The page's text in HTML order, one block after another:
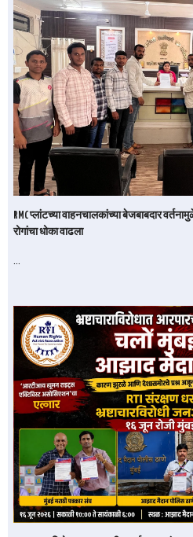
RMC प्लांटच्या वाहनचालकांच्या बेजबाबदार
रोगांचा धोका वाढला
…